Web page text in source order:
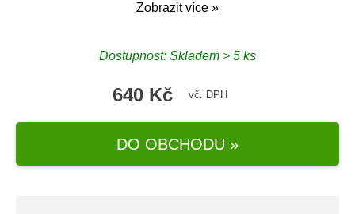
Zobrazit více »
Dostupnost: Skladem > 5 ks
640 Kč vč. DPH
DO OBCHODU »